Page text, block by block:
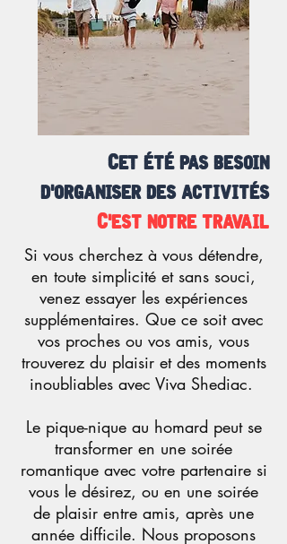
Cet été pas besoin
d'organiser des activités
C'est notre travail
Si vous cherchez à vous détendre,
en toute simplicité et sans souci,
venez essayer les expériences
supplémentaires. Que ce soit avec
vos proches ou vos amis, vous
trouverez du plaisir et des moments
inoubliables avec Viva Shediac.
Le pique-nique au homard peut se
transformer en une soirée
romantique avec votre partenaire si
vous le désirez, ou en une soirée
de plaisir entre amis, après une
année difficile. Nous proposons